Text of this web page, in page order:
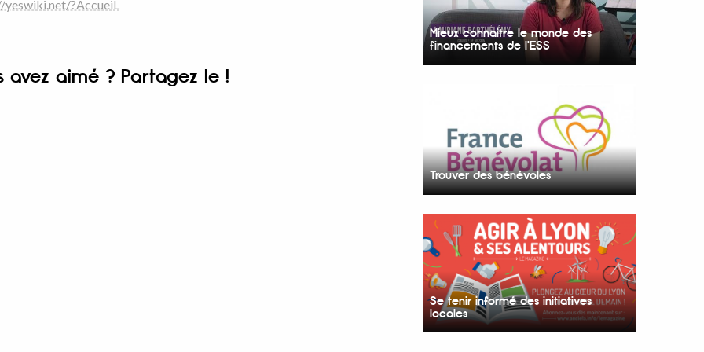
?AccueiL
avez aimé ? Partagez le !
Mieux connaitre le monde des
financements de l'ESS
Trouver des bénévoles
Se tenir informé des initiatives
locales